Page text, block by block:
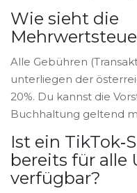
Wie sieht die
Alle Gebühren
unterliegen der
20%. Du kannst die
Buchhaltung geltend
Ist ein
bereits für alle
verfügbar?